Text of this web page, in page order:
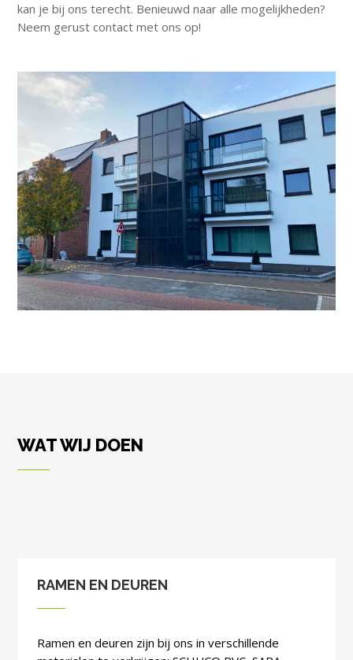
kan je bij ons terecht. Benieuwd naar alle mogelijkheden?
Neem gerust contact met ons op!
WAT WIJ DOEN
RAMEN EN DEUREN
Ramen en deuren zijn bij ons in verschillende